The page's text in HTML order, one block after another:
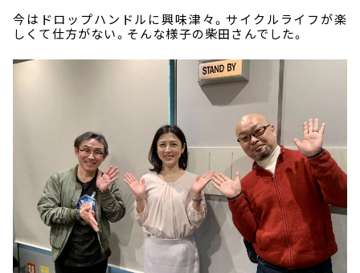
今はドロップハンドルに興味津々。サイクルライフが楽
しくて仕方がない。そんな様子の柴田さんでした。